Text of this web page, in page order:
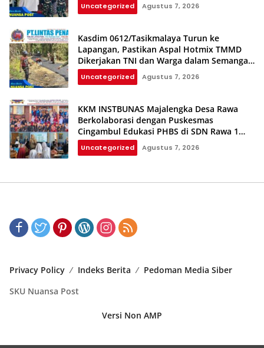
Uncategorized Agustus 7, 2026
Kasdim 0612/Tasikmalaya Turun ke
Lapangan, Pastikan Aspal Hotmix TMMD
Dikerjakan TNI dan Warga dalam Semangat
Gotong Royong
Uncategorized Agustus 7, 2026
KKM INSTBUNAS Majalengka Desa Rawa
Berkolaborasi dengan Puskesmas
Cingambul Edukasi PHBS di SDN Rawa 1
dan SDN Rawa 3
Uncategorized Agustus 7, 2026
Privacy Policy Indeks Berita
Pedoman Media Siber
SKU Nuansa Post
Versi Non AMP